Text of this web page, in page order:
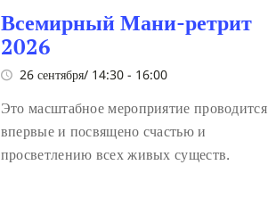
Всемирный Мани-ретрит
2026
26 сентября/ 14:30- 16:00
Это масштабное мероприятие проводится
впервые и посвящено счастью и
просветлению всех живых существ.